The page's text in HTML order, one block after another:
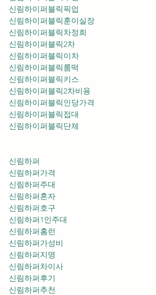
신림하이퍼블릭훈이실장
신림하이퍼블릭차정희
신림하이퍼블릭2차
신림하이퍼블릭이차
신림하이퍼블릭룸떡
신림하이퍼블릭키스
신림하이퍼블릭2차비용
신림하이퍼블릭인당가격
신림하이퍼블릭접대
신림하이퍼블릭단체
신림하퍼
신림하퍼가격
신림하퍼주대
신림하퍼혼자
신림하퍼호구
신림하퍼1인주대
신림하퍼홈런
신림하퍼가성비
신림하퍼지명
신림하퍼차이사
신림하퍼후기
신림하퍼추천